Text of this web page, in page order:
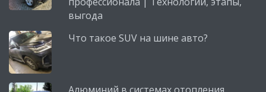
выгода
Что такое SUV на шине авто?